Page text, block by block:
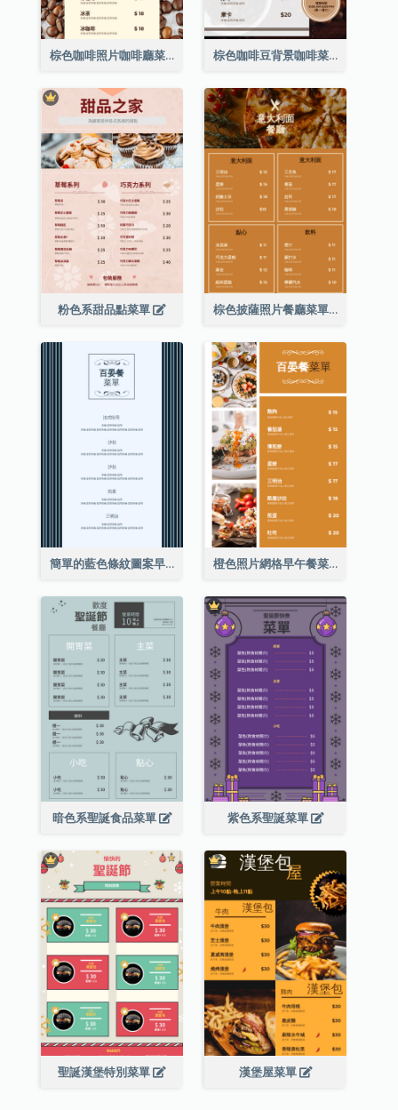
棕色咖啡照片咖啡廳菜單 棕色咖啡豆背景咖啡菜單
粉色系甜品點菜單 棕色披薩照片餐廳菜單
簡單的藍色條紋圖案早午餐菜單 橙色照片網格早午餐菜單
暗色系聖誕食品菜單 紫色系聖誕菜單
聖誕漢堡特別菜單 漢堡屋菜單